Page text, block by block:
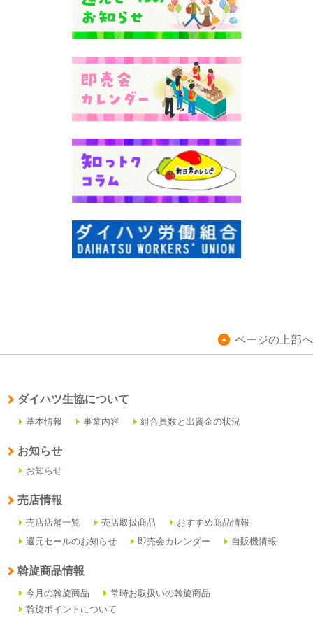
ページの上部へ
ダイハツ生協について
基本情報 事業内容 組合員数と出資金の状況
お知らせ
お知らせ
売店情報
売店店舗一覧 売店取扱商品
おすすめ商品情報
還元セールのお知らせ
即売会カレンダー 自販機情報
斡旋商品情報
今月の斡旋商品
常時お取扱いの斡旋商品
斡旋ポイントについて